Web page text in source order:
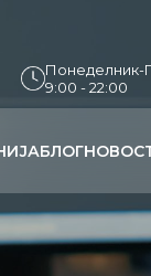
Понеделник-
9:00 - 22:00
БЛОГ